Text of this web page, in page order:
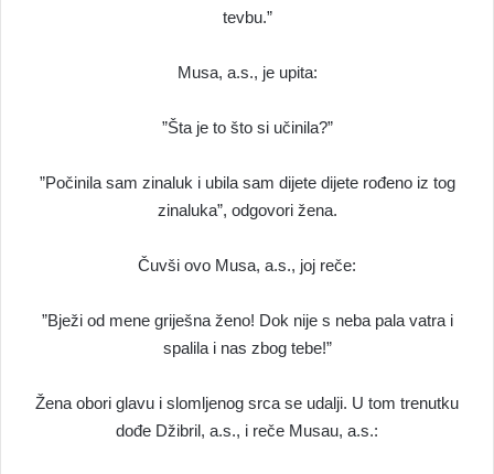
tevbu.”
Musa, a.s., je upita:
”Šta je to što si učinila?”
”Počinila sam zinaluk i ubila sam dijete dijete rođeno iz tog
zinaluka”, odgovori žena.
Čuvši ovo Musa, a.s., joj reče:
”Bježi od mene griješna ženo! Dok nije s neba pala vatra i
spalila i nas zbog tebe!”
Žena obori glavu i slomljenog srca se udalji. U tom trenutku
dođe Džibril, a.s., i reče Musau, a.s.: